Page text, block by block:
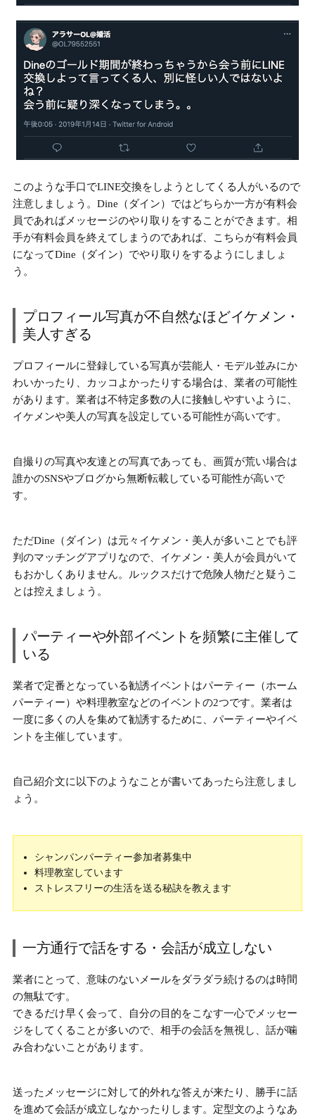
このような手口でLINE交換をしようとしてくる人がいるので
注意しましょう。Dine（ダイン）ではどちらか一方が有料会
員であればメッセージのやり取りをすることができます。 相
手が有料会員を終えてしまうのであれば、こちらが有料会員
になってDine（ダイン）でやり取りをするようにしましょ
う。
プロフィール写真が不自然なほどイケメン・
美人すぎる
プロフィールに登録している写真が芸能人・モデル並みにか
わいかったり、カッコよかったりする場合は、業者の可能性
があります。業者は不特定多数の人に接触しやすいように、
イケメンや美人の写真を設定している可能性が高いです。
自撮りの写真や友達との写真であっても、 画質が荒い場合は
誰かのSNSやブログから無断転載している可能性が高いで
す。
ただDine（ダイン）は元々 イケメン・美人が多いことでも評
判 のマッチングアプリなので、イケメン・美人が会員がいて
もおかしくありません。ルックスだけで危険人物だと疑うこ
とは控えましょう。
パーティーや外部イベントを頻繁に主催して
いる
業者で定番となっている勧誘イベントはパーティー（ホーム
パーティー）や料理教室などのイベントの2つです。業者は
一度に多くの人を集めて勧誘するために、パーティーやイベ
ントを主催しています。
自己紹介文に以下のようなことが書いてあったら注意しまし
ょう。
シャンパンパーティー参加者募集中
料理教室しています
ストレスフリーの生活を送る秘訣を教えます
一方通行で話をする・会話が成立しない
業者にとって、意味のないメールをダラダラ続けるのは時間
の無駄です。
できるだけ早く会って、自分の目的をこなす一心でメッセー
ジをしてくることが多いので、 相手の会話を無視し、話が噛
み合わないことがあります。
送ったメッセージに対して的外れな答えが来たり、勝手に話
を進めて会話が成立しなかったりします。定型文のようなあ